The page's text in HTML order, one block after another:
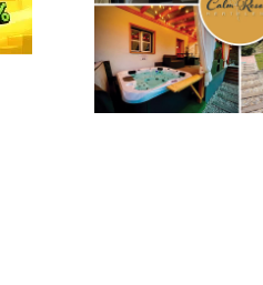
(222)vívás(174)
(416)úszás(361)